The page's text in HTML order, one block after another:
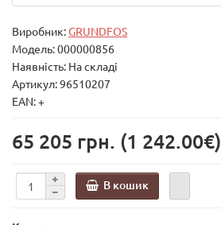
Виробник:GRUNDFOS
Модель:000000856
Наявність: На складі
Артикул: 96510207
EAN: +
65 205 грн. (1 242.00€)
В кошик